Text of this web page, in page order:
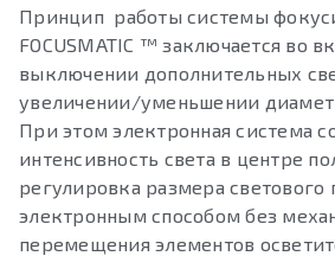
Принцип работы системы
FOCUSMATIC ™ заключается во
выключении дополнительных
увеличении/уменьшении
При этом электронная система
интенсивность света в центре
регулировка размера светового
электронным способом без
перемещения элементов